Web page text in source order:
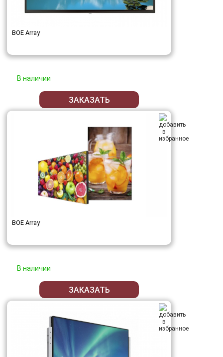
BOE Array
В наличии
ЗАКАЗАТЬ
BOE Array
В наличии
ЗАКАЗАТЬ